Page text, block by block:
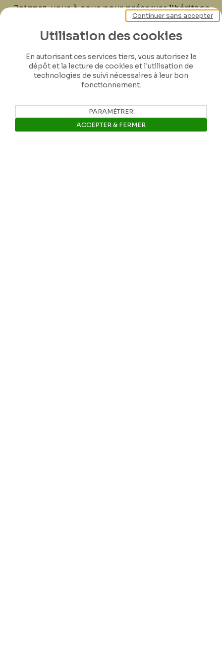
Joignez-vous à nous pour préserver l'héritage
de Félicien Rops ! Partagez vos lettres,
documents et connaissances afin de
les générations futures.
Je contribue
Utilisation des cookies
En autorisant ces services tiers, vous autorisez le
dépôt et la lecture de cookies et l'utilisation de
technologies de suivi nécessaires à leur bon
fonctionnement.
Continuer sans accepter
PARAMÉTRER
ACCEPTER & FERMER